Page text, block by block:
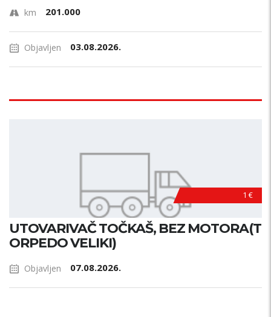
km 201.000
Objavljen 03.08.2026.
1 €
UTOVARIVAČ TOČKAŠ, BEZ MOTORA(T
ORPEDO VELIKI)
Objavljen 07.08.2026.